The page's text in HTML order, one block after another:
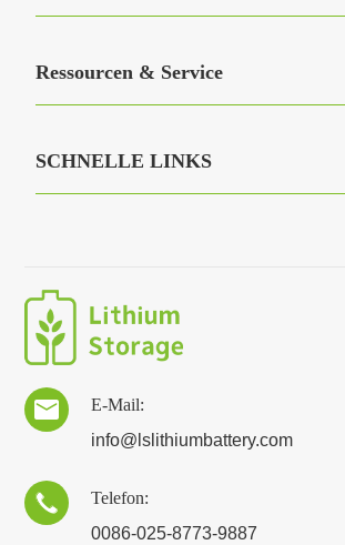
Ressourcen & Service
SCHNELLE LINKS

E-Mail:
info@lslithiumbattery.com

Telefon:
0086-025-8773-9887